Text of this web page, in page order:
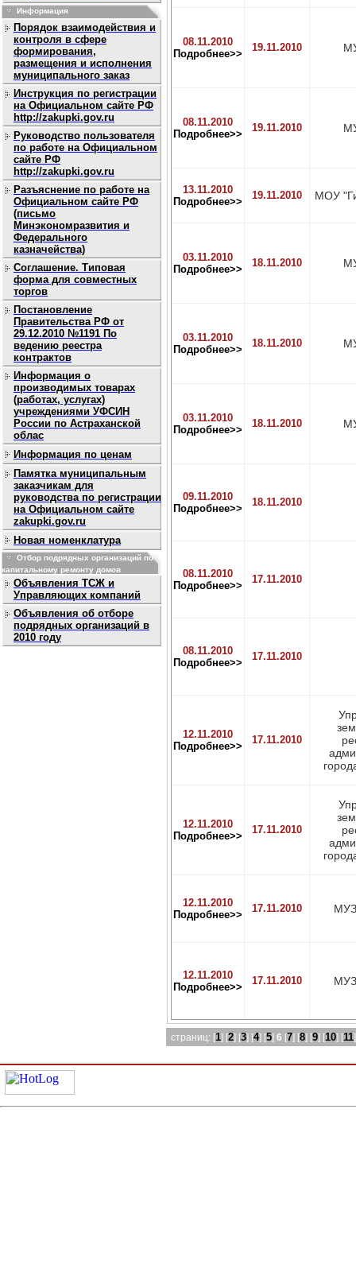
Информация
Порядок взаимодействия и
контроля в сфере
формирования,
размещения и исполнения
муниципального заказ
Инструкция по регистрации
на Официальном сайте РФ
http://zakupki.gov.ru
Руководство пользователя
по работе на Официальном
сайте РФ
http://zakupki.gov.ru
Разъяснение по работе на
Официальном сайте РФ
(письмо
Минэкономразвития и
Федерального
казначейства)
Соглашение. Типовая
форма для совместных
торгов
Постановление
Правительства РФ от
29.12.2010 №1191 По
ведению реестра
контрактов
Информация о
производимых товарах
(работах, услугах)
учреждениями УФСИН
России по Астраханской
облас
Информация по ценам
Памятка муниципальным
заказчикам для
руководства по регистрации
на Официальном сайте
zakupki.gov.ru
Новая номенклатура
Отбор подрядных организаций по
капитальному ремонту домов
Объявления ТСЖ и
Управляющих компаний
Объявления об отборе
подрядных организаций в
2010 году
08.11.2010
Подробнее>>
19.11.2010
08.11.2010
Подробнее>>
19.11.2010
13.11.2010
Подробнее>>
19.11.2010 МОУ
03.11.2010
Подробнее>>
18.11.2010
03.11.2010
Подробнее>>
18.11.2010
03.11.2010
Подробнее>>
18.11.2010
09.11.2010
Подробнее>>
18.11.2010
08.11.2010
Подробнее>>
17.11.2010
08.11.2010
Подробнее>>
17.11.2010
12.11.2010
Подробнее>>
17.11.2010
12.11.2010
Подробнее>>
17.11.2010
12.11.2010
Подробнее>>
17.11.2010
12.11.2010
Подробнее>>
17.11.2010
страниц: [1] [2] [3] [4] [5] 6 [7] [8] [9] [10] [11